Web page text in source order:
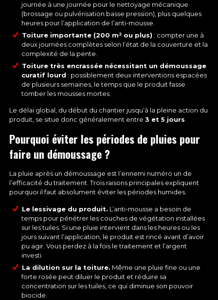
journée à une journée pour le nettoyage mécanique
(brossage ou pulvérisation basse pression), plus quelques
heures pour l’application de l’anti-mousse.
Toiture importante (200 m² ou plus) : compter une à
deux journées complètes selon l’état de la couverture et la
complexité de la pente.
Toiture très encrassée nécessitant un démoussage
curatif lourd : possiblement deux interventions espacées
de plusieurs semaines, le temps que le produit fasse
tomber les mousses mortes.
Le délai global, du début du chantier jusqu’à la pleine action du
produit, se situe donc généralement entre3 et 5 jours
Pourquoi éviter les périodes de pluies pour
faire un démoussage ?
La pluie après un démoussage est l’ennemi numéro un de
l’efficacité du traitement. Trois raisons principales expliquent
pourquoi il faut absolument éviter les périodes humides.
Le lessivage du produit. L’anti-mousse a besoin de
temps pour pénétrer les couches de végétation installées
sur les tuiles. Si une pluie intervient dans les heures ou les
jours suivant l’application, le produit est rincé avant d’avoir
pu agir. Vous perdez à la fois le traitement et l’argent
investi.
La dilution sur la toiture. Même une pluie fine ou une
forte rosée peut diluer le produit et réduire sa
concentration sur les tuiles, ce qui diminue son pouvoir
biocide.